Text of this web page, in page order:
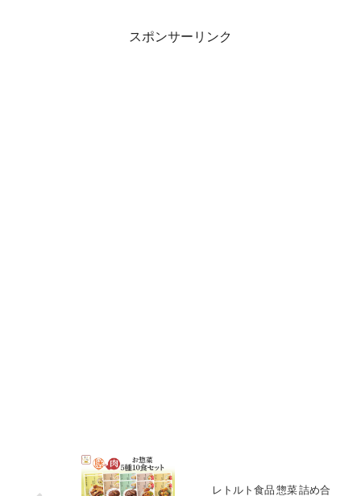
老の日
スポンサーリンク
レトルト食品 惣菜 詰め合